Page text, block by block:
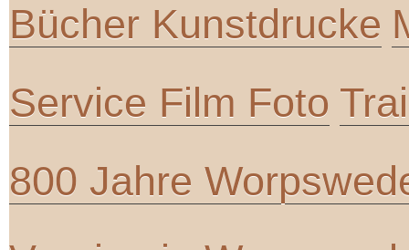
Bücher Kunstdrucke
Service Film Foto
800 Jahre